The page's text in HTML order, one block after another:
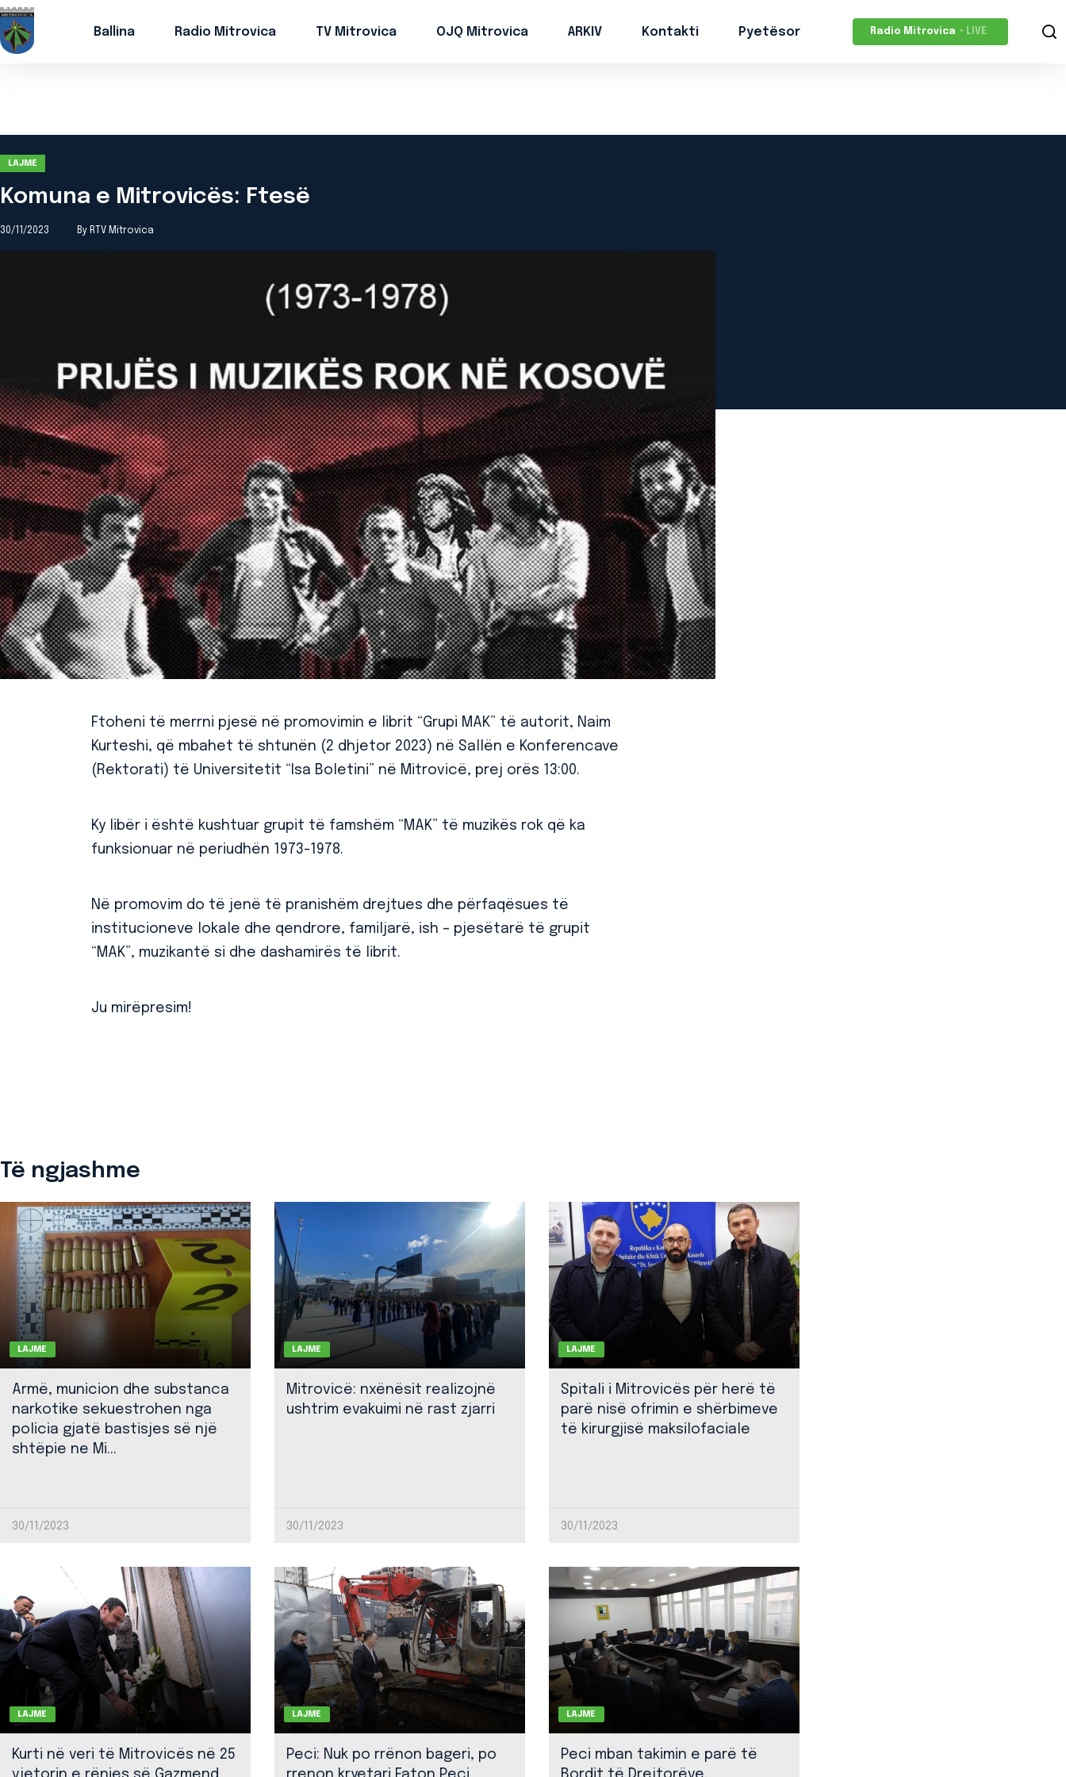
Ballina Radio Mitrovica TV Mitrovica OJQ Mitrovica ARKIV Kontakti Pyetësor Radio Mitrovica • LIVE
LAJME
Komuna e Mitrovicës: Ftesë
30/11/2023 By RTV Mitrovica
Ftoheni të merrni pjesë në promovimin e librit “Grupi MAK” të autorit, Naim
Kurteshi, që mbahet të shtunën (2 dhjetor 2023) në Sallën e Konferencave
(Rektorati) të Universitetit “Isa Boletini” në Mitrovicë, prej orës 13:00.
Ky libër i është kushtuar grupit të famshëm “MAK” të muzikës rok që ka
funksionuar në periudhën 1973-1978.
Në promovim do të jenë të pranishëm drejtues dhe përfaqësues të
institucioneve lokale dhe qendrore, familjarë, ish – pjesëtarë të grupit
“MAK”, muzikantë si dhe dashamirës të librit.
Ju mirëpresim!
Të ngjashme
LAJME
Armë, municion dhe substanca
narkotike sekuestrohen nga
policia gjatë bastisjes së një
shtëpie ne Mi...
30/11/2023
LAJME
Mitrovicë: nxënësit realizojnë
ushtrim evakuimi në rast zjarri
30/11/2023
LAJME
Spitali i Mitrovicës për herë të
parë nisë ofrimin e shërbimeve
të kirurgjisë maksilofaciale
30/11/2023
LAJME
Kurti në veri të Mitrovicës në 25
LAJME
Peci: Nuk po rrënon bageri, po
LAJME
Peci mban takimin e parë të